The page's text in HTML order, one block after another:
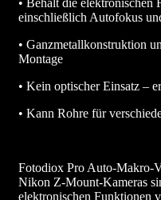
• Behält die elektronischen
einschließlich Autofokus
• Ganzmetallkonstruktion
Montage
• Kein optischer Einsatz –
• Kann Rohre für
Fotodiox Pro Auto-Makro-
Nikon Z-Mount-Kameras
elektronischen Funktionen